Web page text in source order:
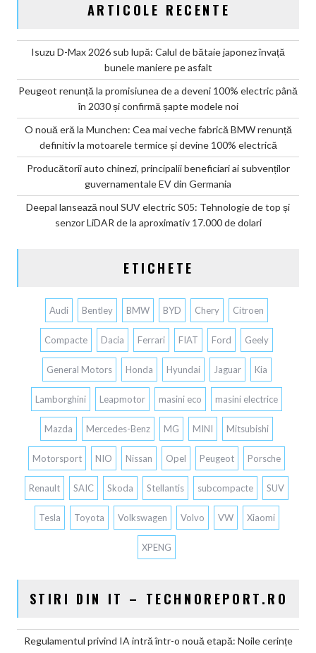
ARTICOLE RECENTE
Isuzu D-Max 2026 sub lupă: Calul de bătaie japonez învață
bunele maniere pe asfalt
Peugeot renunță la promisiunea de a deveni 100% electric până
în 2030 și confirmă șapte modele noi
O nouă eră la Munchen: Cea mai veche fabrică BMW renunță
definitiv la motoarele termice și devine 100% electrică
Producătorii auto chinezi, principalii beneficiari ai subvenților
guvernamentale EV din Germania
Deepal lansează noul SUV electric S05: Tehnologie de top și
senzor LiDAR de la aproximativ 17.000 de dolari
ETICHETE
Audi Bentley BMW BYD Chery Citroen
Compacte Dacia Ferrari FIAT Ford Geely
General Motors Honda Hyundai Jaguar Kia
Lamborghini Leapmotor masini eco masini electrice
Mazda Mercedes-Benz MG MINI Mitsubishi
Motorsport NIO Nissan Opel Peugeot Porsche
Renault SAIC Skoda Stellantis subcompacte SUV
Tesla Toyota Volkswagen Volvo VW Xiaomi
XPENG
STIRI DIN IT – TECHNOREPORT.RO
Regulamentul privind IA intră într-o nouă etapă: Noile cerințe